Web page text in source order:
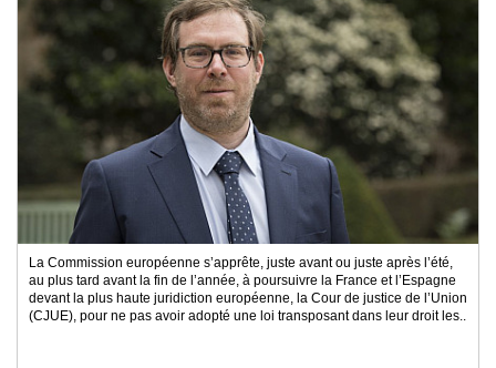
La Commission européenne s’apprête, juste avant ou juste après l’été,
au plus tard avant la fin de l’année, à poursuivre la France et l’Espagne
devant la plus haute juridiction européenne, la Cour de justice de l’Union
(CJUE), pour ne pas avoir adopté une loi transposant dans leur droit les..